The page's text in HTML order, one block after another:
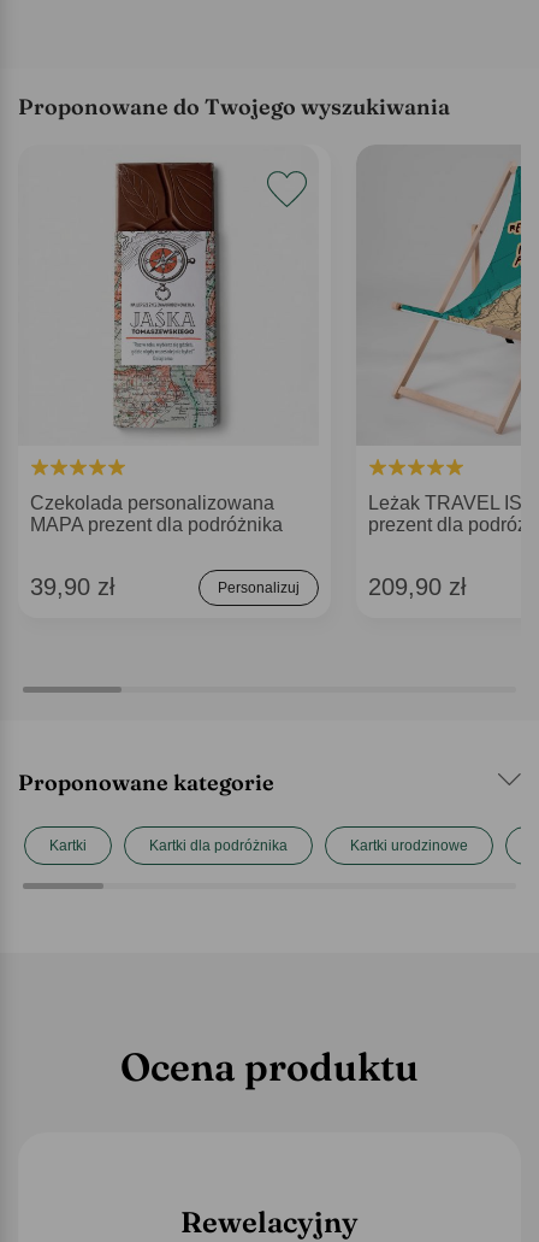
Proponowane do Twojego wyszukiwania
Czekolada personalizowana
MAPA prezent dla podróżnika
39,90 zł Personalizuj
Leżak TRAVEL IS
prezent dla
209,90 zł
Proponowane kategorie
Kartki Kartki dla podróżnika Kartki urodzinowe
Ocena produktu
Rewelacyjny